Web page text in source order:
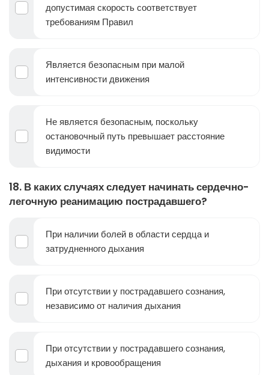
допустимая скорость соответствует
требованиям Правил
Является безопасным при малой
интенсивности движения
Не является безопасным, поскольку
остановочный путь превышает расстояние
видимости
18. В каких случаях следует начинать сердечно-
легочную реанимацию пострадавшего?
При наличии болей в области сердца и
затрудненного дыхания
При отсутствии у пострадавшего сознания,
независимо от наличия дыхания
При отсутствии у пострадавшего сознания,
дыхания и кровообращения